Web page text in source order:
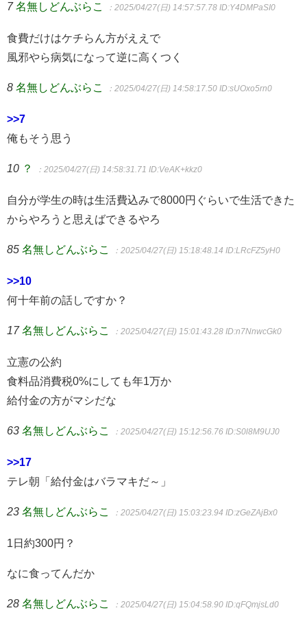
7 名無しどんぶらこ ：2025/04/27(日) 14:57:57.78 ID:Y4DMPaSI0
食費だけはケチらん方がええで
風邪やら病気になって逆に高くつく
8 名無しどんぶらこ ：2025/04/27(日) 14:58:17.50 ID:sUOxo5rn0
>>7
俺もそう思う
10 ？ ：2025/04/27(日) 14:58:31.71 ID:VeAK+kkz0
自分が学生の時は生活費込みで8000円ぐらいで生活できた
からやろうと思えばできるやろ
85 名無しどんぶらこ ：2025/04/27(日) 15:18:48.14 ID:LRcFZ5yH0
>>10
何十年前の話しですか？
17 名無しどんぶらこ ：2025/04/27(日) 15:01:43.28 ID:n7NnwcGk0
立憲の公約
食料品消費税0%にしても年1万か
給付金の方がマシだな
63 名無しどんぶらこ ：2025/04/27(日) 15:12:56.76 ID:S0l8M9UJ0
>>17
テレ朝「給付金はバラマキだ～」
23 名無しどんぶらこ ：2025/04/27(日) 15:03:23.94 ID:zGeZAjBx0
1日約300円？
なに食ってんだか
28 名無しどんぶらこ ：2025/04/27(日) 15:04:58.90 ID:qFQmjsLd0